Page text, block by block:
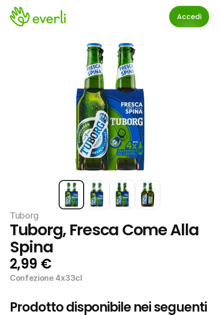
Accedi
Tuborg
Tuborg, Fresca Come Alla
Spina
2,99 €
Confezione 4x33cl
Prodotto disponibile nei seguenti